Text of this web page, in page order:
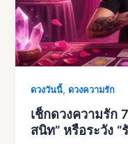
ดวงวันนี้,ดวงความรัก
เช็กดวงความรัก
สนิท” หรือระวัง